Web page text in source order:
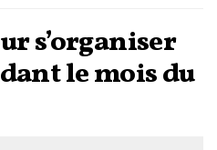
s’organiser
le mois du